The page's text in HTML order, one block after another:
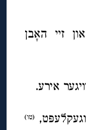
זיי האָבן
אירע.
(טו)